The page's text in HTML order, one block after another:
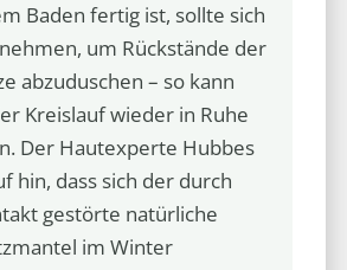
Baden fertig ist, sollte sich
um Rückstände der
abzuduschen – so kann
Kreislauf wieder in Ruhe
Der Hautexperte Hubbes
hin, dass sich der durch
gestörte natürliche
im Winter